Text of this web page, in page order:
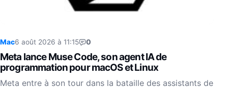
Mac6 août 2026 à 11:15 0
Meta lance Muse Code, son agent IA de
programmation pour macOS et Linux
Meta entre à son tour dans la bataille des assistants de